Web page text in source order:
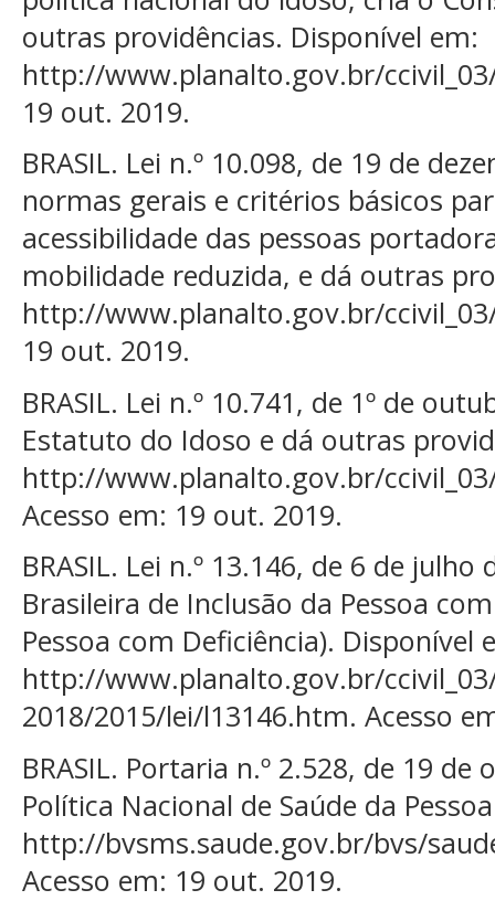
outras providências. Disponível em:
http://www.planalto.gov.br/
19 out. 2019.
BRASIL. Lei n.º 10.098, de 19 de
normas gerais e critérios básicos
acessibilidade das pessoas
mobilidade reduzida, e dá outras
http://www.planalto.gov.br/
19 out. 2019.
BRASIL. Lei n.º 10.741, de 1º de
Estatuto do Idoso e dá outras
http://www.planalto.gov.br/
Acesso em: 19 out. 2019.
BRASIL. Lei n.º 13.146, de 6 de
Brasileira de Inclusão da Pessoa
Pessoa com Deficiência). Disponível
http://www.planalto.gov.br/
2018/2015/lei/l13146.htm. Acesso
BRASIL. Portaria n.º 2.528, de 19
Política Nacional de Saúde da
http://bvsms.saude.gov.br/bvs/
Acesso em: 19 out. 2019.